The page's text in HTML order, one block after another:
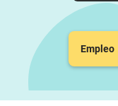
Empleo